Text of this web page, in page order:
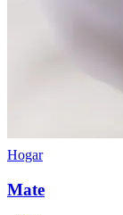
Hogar
Mate